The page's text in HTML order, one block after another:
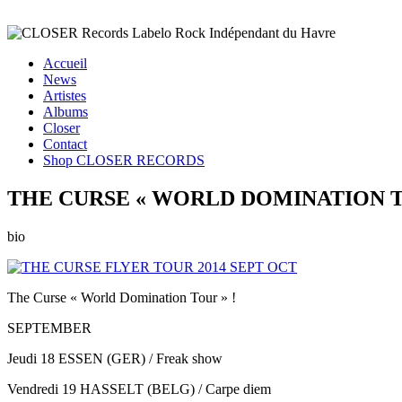
Accueil
News
Artistes
Albums
Closer
Contact
Shop CLOSER RECORDS
THE CURSE « WORLD DOMINATION
bio
The Curse « World Domination Tour » !
SEPTEMBER
Jeudi 18 ESSEN (GER) / Freak show
Vendredi 19 HASSELT (BELG) / Carpe diem